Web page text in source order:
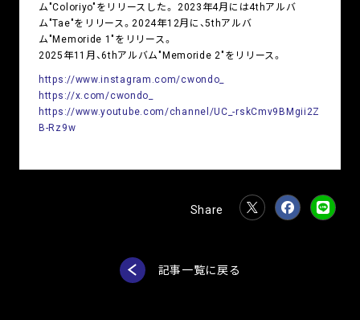
ム"Coloriyo"をリリースした。 2023年4月には4thアルバ
ム"Tae"をリリース。2024年12月に、5thアルバ
ム"Memoride 1"をリリース。
2025年11月、6thアルバム"Memoride 2"をリリース。
https://www.instagram.com/cwondo_
https://x.com/cwondo_
https://www.youtube.com/channel/UC_-rskCmv9BMgii2Z
B-Rz9w
記事一覧に戻る